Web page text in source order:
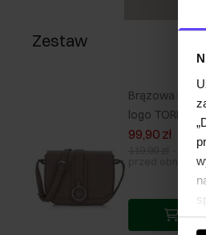
Zestaw
Brązowa
logo TOREC-
99,90 zł
przed obniżką